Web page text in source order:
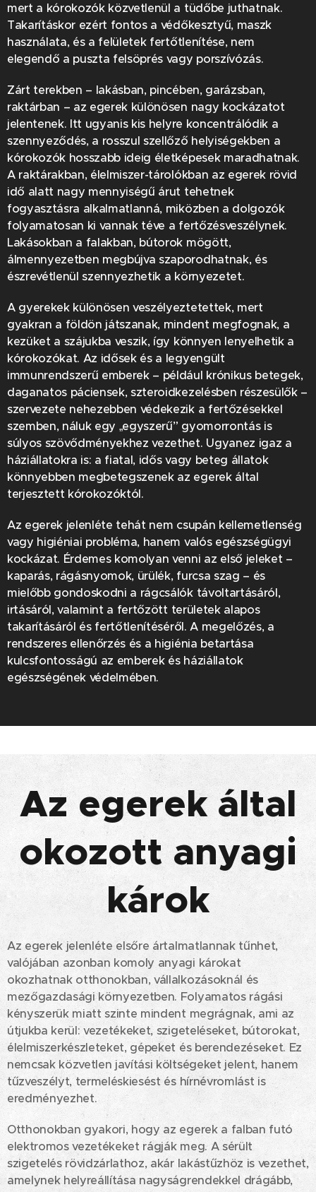
mert a kórokozók közvetlenül a tüdőbe juthatnak.
Takarításkor ezért fontos a védőkesztyű, maszk
használata, és a felületek fertőtlenítése, nem
elegendő a puszta felsöprés vagy porszívózás.
Zárt terekben – lakásban, pincében, garázsban,
raktárban – az egerek különösen nagy kockázatot
jelentenek. Itt ugyanis kis helyre koncentrálódik a
szennyeződés, a rosszul szellőző helyiségekben a
kórokozók hosszabb ideig életképesek maradhatnak.
A raktárakban, élelmiszer-tárolókban az egerek rövid
idő alatt nagy mennyiségű árut tehetnek
fogyasztásra alkalmatlanná, miközben a dolgozók
folyamatosan ki vannak téve a fertőzésveszélynek.
Lakásokban a falakban, bútorok mögött,
álmennyezetben megbújva szaporodhatnak, és
észrevétlenül szennyezhetik a környezetet.
A gyerekek különösen veszélyeztetettek, mert
gyakran a földön játszanak, mindent megfognak, a
kezüket a szájukba veszik, így könnyen lenyelhetik a
kórokozókat. Az idősek és a legyengült
immunrendszerű emberek – például krónikus betegek,
daganatos páciensek, szteroidkezelésben részesülők –
szervezete nehezebben védekezik a fertőzésekkel
szemben, náluk egy „egyszerű” gyomorrontás is
súlyos szövődményekhez vezethet. Ugyanez igaz a
háziállatokra is: a fiatal, idős vagy beteg állatok
könnyebben megbetegszenek az egerek által
terjesztett kórokozóktól.
Az egerek jelenléte tehát nem csupán kellemetlenség
vagy higiéniai probléma, hanem valós egészségügyi
kockázat. Érdemes komolyan venni az első jeleket –
kaparás, rágásnyomok, ürülék, furcsa szag – és
mielőbb gondoskodni a rágcsálók távoltartásáról,
irtásáról, valamint a fertőzött területek alapos
takarításáról és fertőtlenítéséről. A megelőzés, a
rendszeres ellenőrzés és a higiénia betartása
kulcsfontosságú az emberek és háziállatok
egészségének védelmében.
Az egerek által
okozott anyagi
károk
Az egerek jelenléte elsőre ártalmatlannak tűnhet,
valójában azonban komoly anyagi károkat
okozhatnak otthonokban, vállalkozásoknál és
mezőgazdasági környezetben. Folyamatos rágási
kényszerük miatt szinte mindent megrágnak, ami az
útjukba kerül: vezetékeket, szigeteléseket, bútorokat,
élelmiszerkészleteket, gépeket és berendezéseket. Ez
nemcsak közvetlen javítási költségeket jelent, hanem
tűzveszélyt, termeléskiesést és hírnévromlást is
eredményezhet.
Otthonokban gyakori, hogy az egerek a falban futó
elektromos vezetékeket rágják meg. A sérült
szigetelés rövidzárlathoz, akár lakástűzhöz is vezethet,
amelynek helyreállítása nagyságrendekkel drágább,